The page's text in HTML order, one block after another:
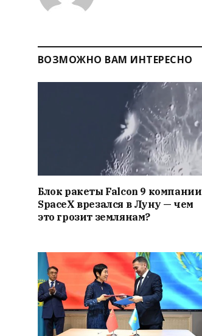
ВОЗМОЖНО ВАМ ИНТЕРЕСНО
Блок ракеты Falcon 9 компании
SpaceX врезался в Луну — чем
это грозит землянам?